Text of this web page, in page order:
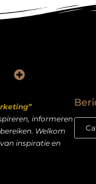
informeren
Welkom
inspiratie en